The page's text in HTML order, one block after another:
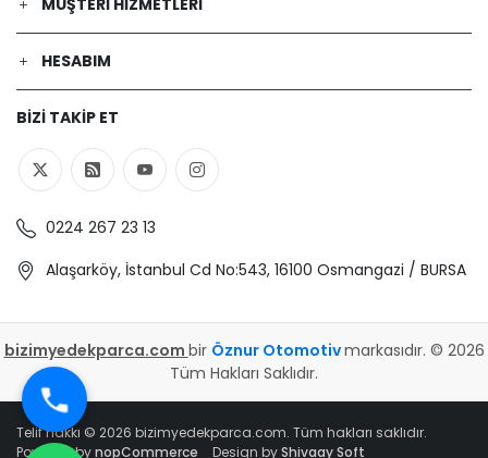
MÜŞTERI HIZMETLERI
HESABIM
BIZI TAKIP ET
0224 267 23 13
Alaşarköy, İstanbul Cd No:543, 16100 Osmangazi / BURSA
bizimyedekparca.com bir Öznur Otomotivmarkasıdır. © 2026
Tüm Hakları Saklıdır.
Telif hakkı © 2026 bizimyedekparca.com. Tüm hakları saklıdır.
Powered bynopCommerce Design byShivaay Soft